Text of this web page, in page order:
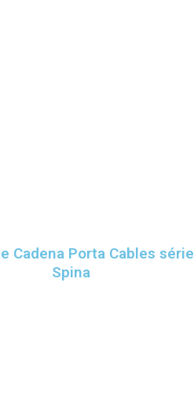
Cadena Porta Cables série
Spina